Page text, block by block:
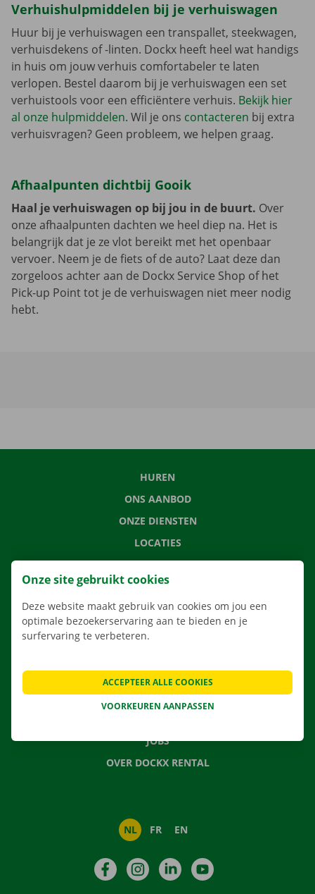
Verhuishulpmiddelen bij je verhuiswagen
Huur bij je verhuiswagen een transpallet, steekwagen,
verhuisdekens of -linten. Dockx heeft heel wat handigs
in huis om jouw verhuis comfortabeler te laten
verlopen. Bestel daarom bij je verhuiswagen een set
verhuistools voor een efficiëntere verhuis. Bekijk hier
al onze hulpmiddelen. Wil je ons contacteren bij extra
verhuisvragen? Geen probleem, we helpen graag.
Afhaalpunten dichtbij Gooik
Haal je verhuiswagen op bij jou in de buurt. Over
onze afhaalpunten dachten we heel diep na. Het is
belangrijk dat je ze vlot bereikt met het openbaar
vervoer. Neem je de fiets of de auto? Laat deze dan
zorgeloos achter aan de Dockx Service Shop of het
Pick-up Point tot je de verhuiswagen niet meer nodig
hebt.
HUREN
ONS AANBOD
ONZE DIENSTEN
LOCATIES
APP
VERHUISOPLOSSINGEN
VEELGESTELDE VRAGEN
NIEUWS
JOBS
OVER DOCKX RENTAL
NL FR EN
FacebookInstagramLinkedIn
Onze site gebruikt cookies
Deze website maakt gebruik van cookies om jou een
optimale bezoekerservaring aan te bieden en je
surfervaring te verbeteren.
VOORKEUREN AANPASSEN
ACCEPTEER ALLE COOKIES